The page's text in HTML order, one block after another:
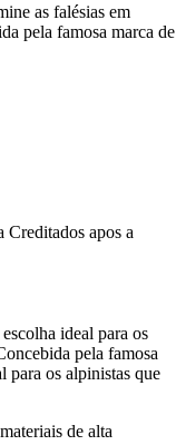
as falésias em
pela famosa marca de
Creditados apos a
ideal para os
pela famosa
para os alpinistas que
de alta